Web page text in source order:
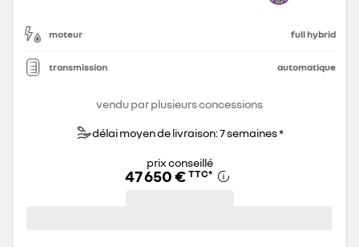
moteur full hybrid
transmission automatique
vendu par plusieurs concessions
délai moyen de livraison: 7 semaines *
prix conseillé
47 650 € TTC*